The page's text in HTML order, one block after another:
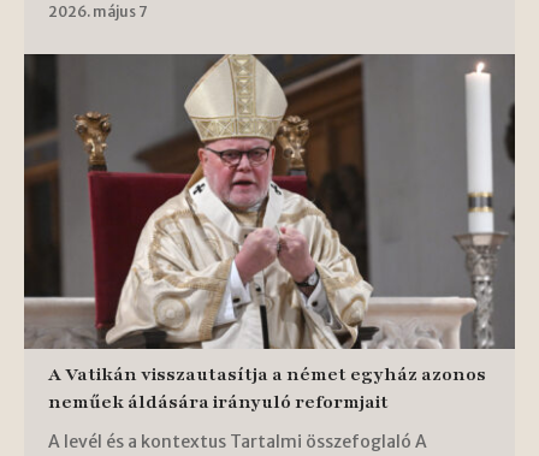
2026. május 7
A Vatikán visszautasítja a német egyház azonos
neműek áldására irányuló reformjait
A levél és a kontextus Tartalmi összefoglaló A